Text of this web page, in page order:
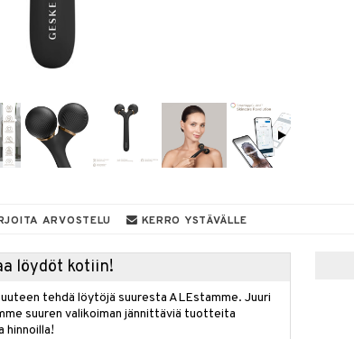
ARVOSTELU KERRO YSTÄVÄLLE
löydöt kotiin!
tehdä löytöjä suuresta ALEstamme. Juuri
suuren valikoiman jännittäviä tuotteita
hinnoilla!